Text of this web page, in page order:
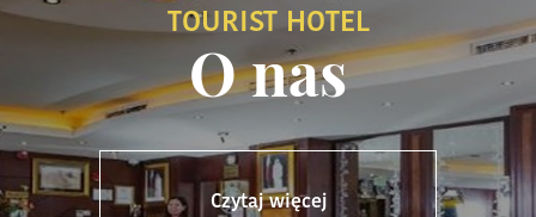
TOURIST HOTEL
O nas
Czytaj więcej